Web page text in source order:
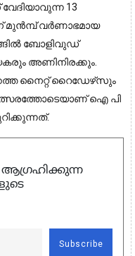
13
മുന്‍മ്പ് വര്‍ണാഭമായ
ബോളിവുഡ്
അണിനിരക്കും.
നൈറ്റ് റൈഡേഴ്‌സും
ഐ പി
Subscribe